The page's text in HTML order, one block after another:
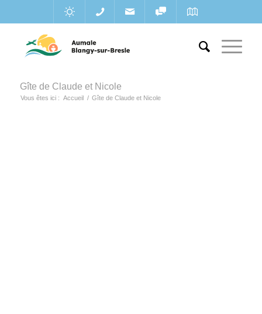
Gîte de Claude et Nicole
Vous êtes ici : Accueil / Gîte de Claude et Nicole